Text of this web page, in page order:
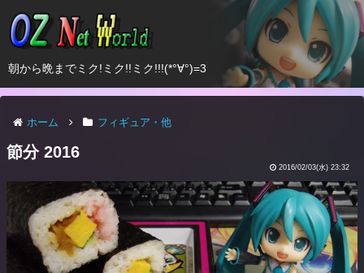
朝から晩までミク!ミク!!ミク!!!(*°∀°)=3
ホーム フィギュア・他
節分 2016
2016/02/03(水) 23:32